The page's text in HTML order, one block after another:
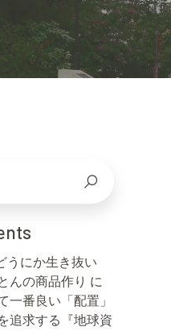
うにか生き抜い
んの商品作り に
一番良い「配置」
追求する『地球資